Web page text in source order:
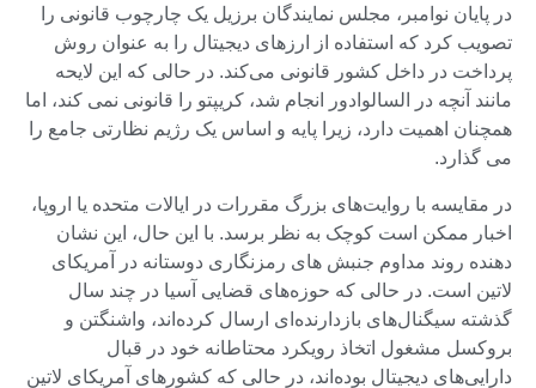
در پایان نوامبر، مجلس نمایندگان برزیل یک چارچوب قانونی را
تصویب کرد که استفاده از ارزهای دیجیتال را به عنوان روش
پرداخت در داخل کشور قانونی می‌کند. در حالی که این لایحه
مانند آنچه در السالوادور انجام شد، کریپتو را قانونی نمی کند، اما
همچنان اهمیت دارد، زیرا پایه و اساس یک رژیم نظارتی جامع را
می گذارد.
در مقایسه با روایت‌های بزرگ مقررات در ایالات متحده یا اروپا،
اخبار ممکن است کوچک به نظر برسد. با این حال، این نشان
دهنده روند مداوم جنبش های رمزنگاری دوستانه در آمریکای
لاتین است. در حالی که حوزه‌های قضایی آسیا در چند سال
گذشته سیگنال‌های بازدارنده‌ای ارسال کرده‌اند، واشنگتن و
بروکسل مشغول اتخاذ رویکرد محتاطانه خود در قبال
دارایی‌های دیجیتال بوده‌اند، در حالی که کشورهای آمریکای لاتین